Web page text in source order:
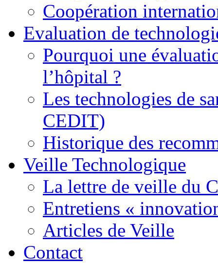
Coopération
Evaluation de
Pourquoi une
l’hôpital ?
Les technologies de
CEDIT)
Historique des
Veille Technologique
La lettre de veille du
Entretiens «
Articles de Veille
Contact